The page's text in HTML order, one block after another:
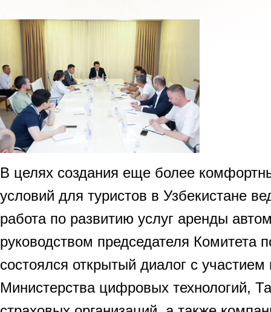
В целях создания еще более
условий для туристов в Узбекистане
работа по развитию услуг аренды
руководством председателя Комитета
состоялся открытый диалог с участием
Министерства цифровых технологий,